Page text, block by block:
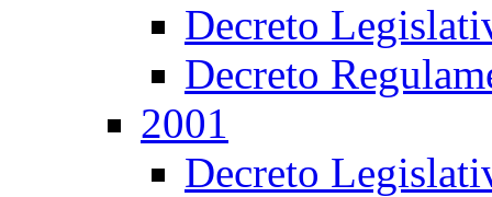
Decreto
Decreto
2001
Decreto